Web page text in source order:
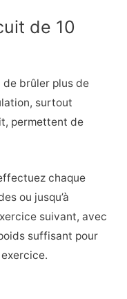
de 10
de brûler plus de
surtout
permettent de
chaque
ou jusqu’à
suivant, avec
suffisant pour